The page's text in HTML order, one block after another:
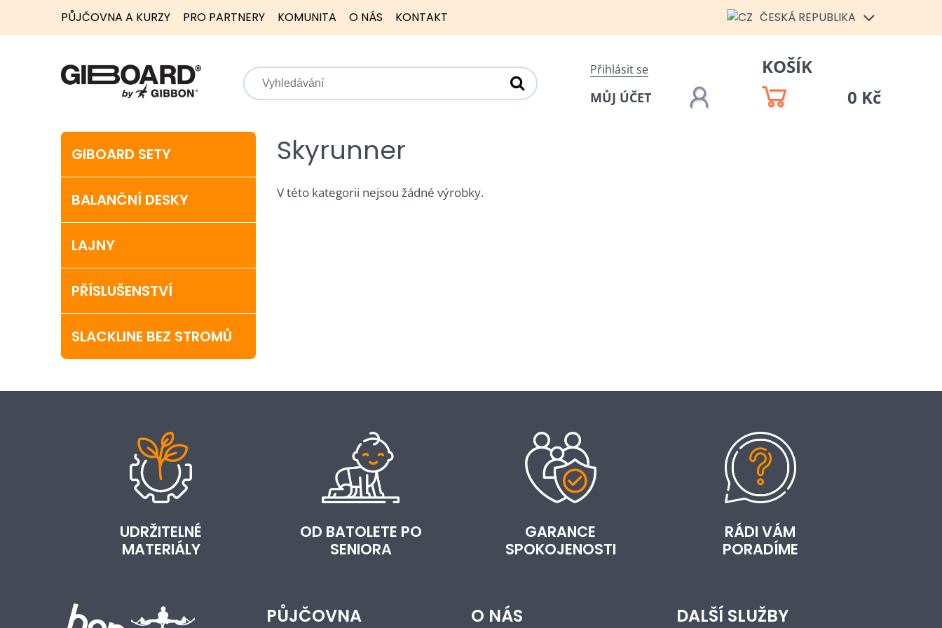
PŮJČOVNA A KURZY PRO PARTNERY KOMUNITA O NÁS KONTAKT ČESKÁ REPUBLIKA
Přihlásit se
MŮJ ÚČET
KOŠÍK
0 Kč
GIBOARD SETY
BALANČNÍ DESKY
LAJNY
PŘÍSLUŠENSTVÍ
SLACKLINE BEZ STROMŮ
Skyrunner
V této kategorii nejsou žádné výrobky.
UDRŽITELNÉ
MATERIÁLY
OD BATOLETE PO
SENIORA
GARANCE
SPOKOJENOSTI
RÁDI VÁM
PORADÍME
PŮJČOVNA O NÁS DALŠÍ SLUŽBY